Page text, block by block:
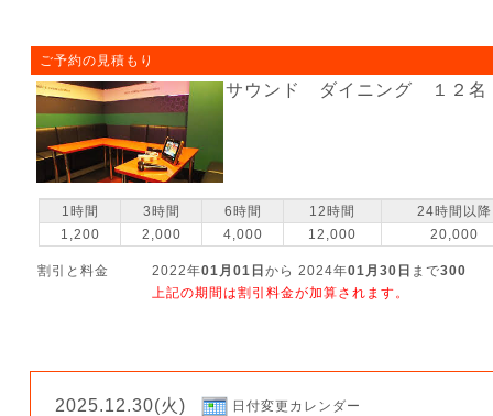
ご予約の見積もり
サウンド ダイニング １２名
1時間 3時間 6時間 12時間
24時間以降
1,200
2,000 4,000 12,000 20,000
割引と料金 2022年01月01日 から 2024年01月30日 まで300
上記の期間は割引料金が加算されます。
2025.12.30(火) 日付変更カレンダー